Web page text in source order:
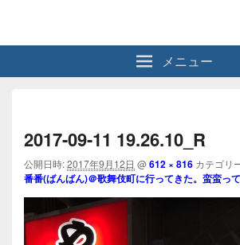
メニュー
2017-09-11 19.26.10_R
公開日時:2017年9月12日 @612 × 816 カテゴリ
番番(ばんばん)＠歌舞伎町に行ってきた。蛮蛮って